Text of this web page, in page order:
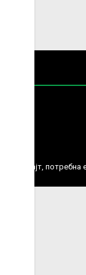
веб сајт, потребна